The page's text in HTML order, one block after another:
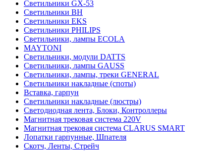
Светильники GX-53
Светильники BH
Светильники EKS
Светильники PHILIPS
Светильники, лампы ECOLA
MAYTONI
Светильники, модули DATTS
Светильники, лампы GAUSS
Светильники, лампы, треки GENERAL
Светильники накладные (споты)
Вставка, гарпун
Светильники накладные (люстры)
Светодиодная лента, Блоки, Контроллеры
Магнитная трековая система 220V
Магнитная трековая система CLARUS SMART
Лопатки гарпунные, Шпателя
Скотч, Ленты, Стрейч